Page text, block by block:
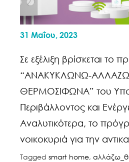
31 Μαΐου, 2023
Σε εξέλιξη βρίσκεται το
“ΑΝΑΚΥΚΛΩΝΩ-ΑΛΛΑΖΩ
ΘΕΡΜΟΣΙΦΩΝΑ” του
Περιβάλλοντος και
Αναλυτικότερα, το
νοικοκυριά για την
Tagged smart home,